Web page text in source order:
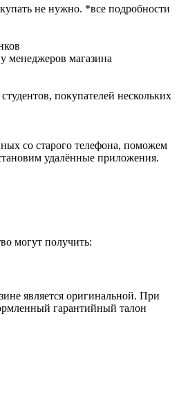
не нужно. *все подробности
менеджеров магазина
покупателей нескольких
со старого телефона, поможем
удалённые приложения.
могут получить:
является оригинальной. При
гарантийный талон